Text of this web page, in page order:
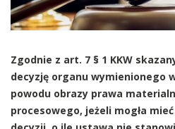
Zgodnie z art. 7 § 1 KKW
decyzję organu wymienionego
powodu obrazy prawa
procesowego, jeżeli mogła